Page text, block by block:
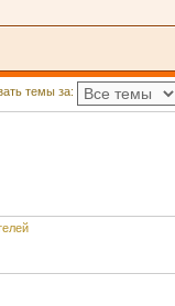
темы за: